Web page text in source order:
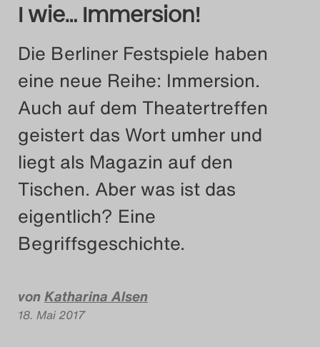
Das Theatertreffen-Blog
2017
Das Theatertreffen-Blog
2018
Das Theatertreffen-Blog
2018 Alumni
Das Theatertreffen-Blog
2019
2020
I wie… Immersion!
Die Berliner Festspiele haben
eine neue Reihe: Immersion.
Auch auf dem Theatertreffen
geistert das Wort umher und
liegt als Magazin auf den
Tischen. Aber was ist das
eigentlich? Eine
Begriffsgeschichte.
vonKatharina Alsen
18. Mai 2017